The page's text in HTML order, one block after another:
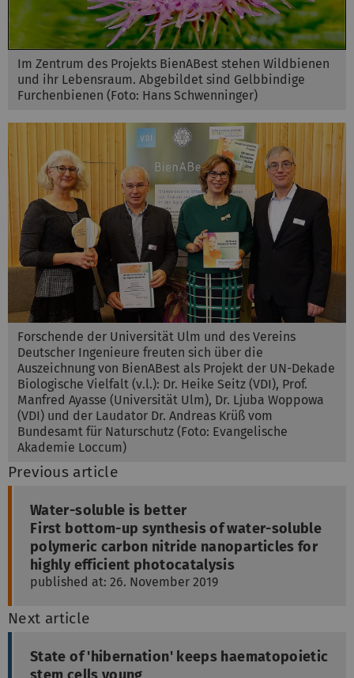
Im Zentrum des Projekts BienABest stehen Wildbienen
und ihr Lebensraum. Abgebildet sind Gelbbindige
Furchenbienen (Foto: Hans Schwenninger)
Forschende der Universität Ulm und des Vereins
Deutscher Ingenieure freuten sich über die
Auszeichnung von BienABest als Projekt der UN-Dekade
Biologische Vielfalt (v.l.): Dr. Heike Seitz (VDI), Prof.
Manfred Ayasse (Universität Ulm), Dr. Ljuba Woppowa
(VDI) und der Laudator Dr. Andreas Krüß vom
Bundesamt für Naturschutz (Foto: Evangelische
Akademie Loccum)
Previous article
Water-soluble is better
First bottom-up synthesis of water-soluble
polymeric carbon nitride nanoparticles for
highly efficient photocatalysis
published at: 26. November 2019
Next article
State of 'hibernation' keeps haematopoietic